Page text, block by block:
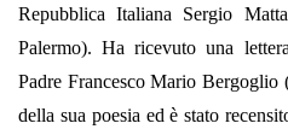
Repubblica Italiana Sergio
Palermo). Ha ricevuto una
Padre Francesco Mario Bergoglio
della sua poesia ed è stato